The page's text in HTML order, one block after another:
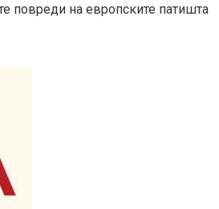
повреди на европските патишта